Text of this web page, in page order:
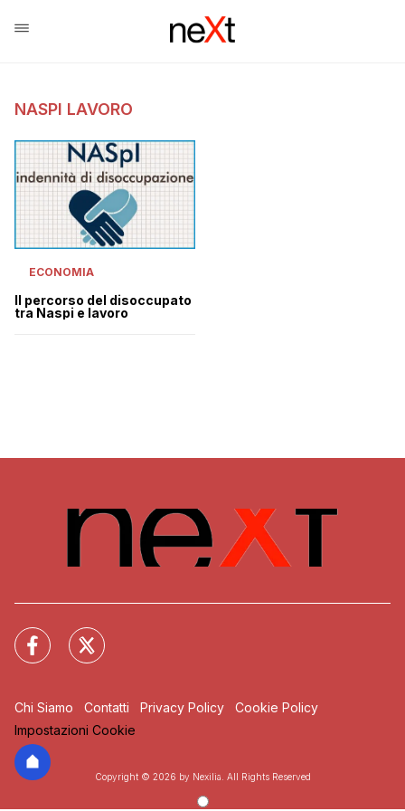
NASPI LAVORO
ECONOMIA
Il percorso del disoccupato
tra Naspi e lavoro
Chi Siamo Contatti Privacy Policy
Cookie Policy
Impostazioni Cookie
Copyright © 2026 by Nexilia. All Rights Reserved